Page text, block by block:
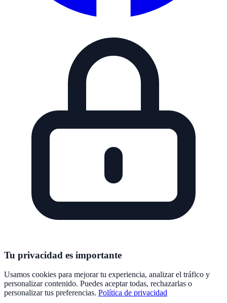
Tu privacidad es importante
Usamos cookies para mejorar tu experiencia, analizar el tráfico y
personalizar contenido. Puedes aceptar todas, rechazarlas o
personalizar tus preferencias. Política de privacidad